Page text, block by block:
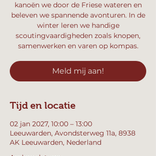
kanoën we door de Friese wateren en
beleven we spannende avonturen. In de
winter leren we handige
scoutingvaardigheden zoals knopen,
samenwerken en varen op kompas.
Meld mij aan!
Tijd en locatie
02 jan 2027, 10:00 – 13:00
Leeuwarden, Avondsterweg 11a, 8938
AK Leeuwarden, Nederland